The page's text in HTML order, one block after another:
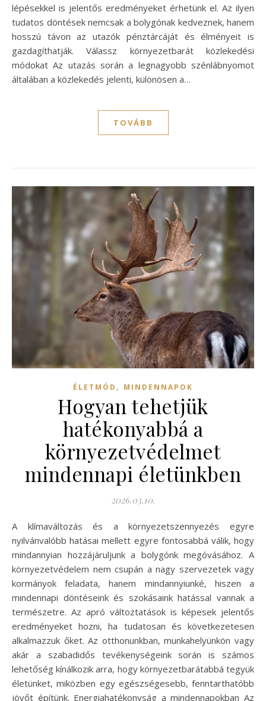
lépésekkel is jelentős eredményeket érhetünk el. Az ilyen
tudatos döntések nemcsak a bolygónak kedveznek, hanem
hosszú távon az utazók pénztárcáját és élményeit is
gazdagíthatják. Válassz környezetbarát közlekedési
módokat Az utazás során a legnagyobb szénlábnyomot
általában a közlekedés jelenti, különösen a…
TOVÁBB
ÉLETMÓD , MINDENNAPOK
Hogyan tehetjük
hatékonyabbá a
környezetvédelmet
mindennapi életünkben
2026.03.10.
A klímaváltozás és a környezetszennyezés egyre
nyilvánvalóbb hatásai mellett egyre fontosabbá válik, hogy
mindannyian hozzájáruljunk a bolygónk megóvásához. A
környezetvédelem nem csupán a nagy szervezetek vagy
kormányok feladata, hanem mindannyiunké, hiszen a
mindennapi döntéseink és szokásaink hatással vannak a
természetre. Az apró változtatások is képesek jelentős
eredményeket hozni, ha tudatosan és következetesen
alkalmazzuk őket. Az otthonunkban, munkahelyünkön vagy
akár a szabadidős tevékenységeink során is számos
lehetőség kínálkozik arra, hogy környezetbarátabbá tegyük
életünket, miközben egy egészségesebb, fenntarthatóbb
jövőt építünk. Energiahatékonyság a mindennapokban Az